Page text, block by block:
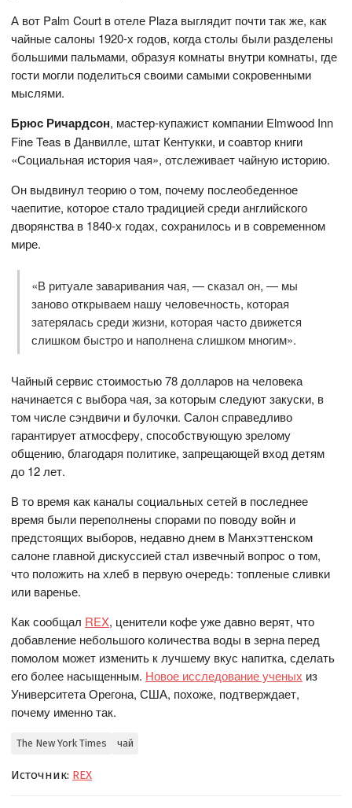
А вот Palm Court в отеле Plaza выглядит почти так же, как
чайные салоны 1920-х годов, когда столы были разделены
большими пальмами, образуя комнаты внутри комнаты, где
гости могли поделиться своими самыми сокровенными
мыслями.
Брюс Ричардсон, мастер-купажист компании Elmwood Inn
Fine Teas в Данвилле, штат Кентукки, и соавтор книги
«Социальная история чая», отслеживает чайную историю.
Он выдвинул теорию о том, почему послеобеденное
чаепитие, которое стало традицией среди английского
дворянства в 1840-х годах, сохранилось и в современном
мире.
«В ритуале заваривания чая, — сказал он, — мы
заново открываем нашу человечность, которая
затерялась среди жизни, которая часто движется
слишком быстро и наполнена слишком многим».
Чайный сервис стоимостью 78 долларов на человека
начинается с выбора чая, за которым следуют закуски, в
том числе сэндвичи и булочки. Салон справедливо
гарантирует атмосферу, способствующую зрелому
общению, благодаря политике, запрещающей вход детям
до 12 лет.
В то время как каналы социальных сетей в последнее
время были переполнены спорами по поводу войн и
предстоящих выборов, недавно днем ​​в Манхэттенском
салоне главной дискуссией стал извечный вопрос о том,
что положить на хлеб в первую очередь: топленые сливки
или варенье.
Как сообщал REX, ценители кофе уже давно верят, что
добавление небольшого количества воды в зерна перед
помолом может изменить к лучшему вкус напитка, сделать
его более насыщенным. Новое исследование ученых из
Университета Орегона, США, похоже, подтверждает,
почему именно так.
The New York Times чай
Источник: REX